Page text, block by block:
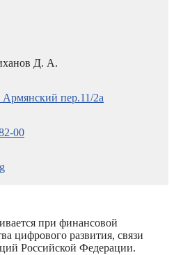
Д. А.
пер.11/2а
00
при финансовой
цифрового развития, связи
Российской Федерации.